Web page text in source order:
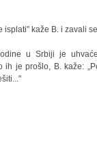
isplati" kaže B. i zavali
u Srbiji je
ih je prošlo, B. kaže: